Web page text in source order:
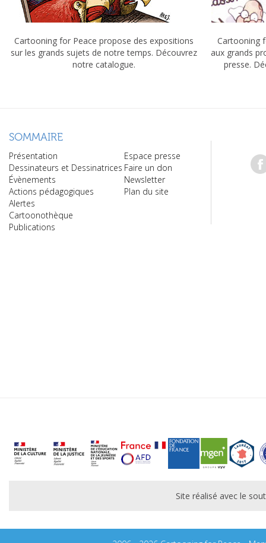
Cartooning for Peace propose des expositions
sur les grands sujets de notre temps. Découvrez
notre catalogue.
Cartooning
aux grands
presse.
SOMMAIRE
Présentation
Dessinateurs et Dessinatrices
Évènements
Actions pédagogiques
Alertes
Cartoonothèque
Publications
Espace presse
Faire un don
Newsletter
Plan du site
Site réalisé avec le